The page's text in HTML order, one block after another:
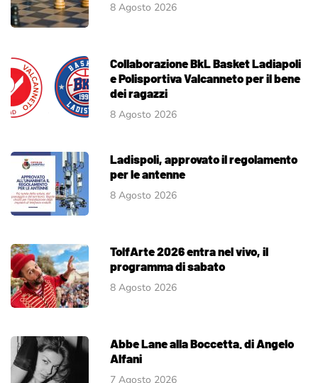
8 Agosto 2026
Collaborazione BkL Basket Ladiapoli
e Polisportiva Valcanneto per il bene
dei ragazzi
8 Agosto 2026
Ladispoli, approvato il regolamento
per le antenne
8 Agosto 2026
TolfArte 2026 entra nel vivo, il
programma di sabato
8 Agosto 2026
Abbe Lane alla Boccetta. di Angelo
Alfani
7 Agosto 2026